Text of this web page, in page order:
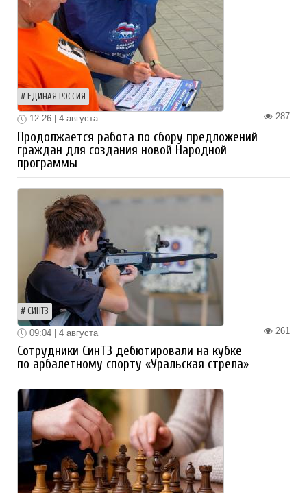
ЕДИНАЯ РОССИЯ
287
12:26 | 4 августа
Продолжается работа по сбору предложений
граждан для создания новой Народной
программы
СИНТЗ
261
09:04 | 4 августа
Сотрудники СинТЗ дебютировали на кубке
по арбалетному спорту «Уральская стрела»